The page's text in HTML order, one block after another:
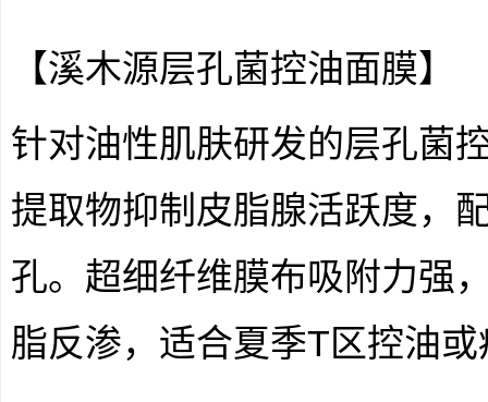
【溪木源层孔菌控油面膜】
针对油性肌肤研发的层孔菌
提取物抑制皮脂腺活跃度，
孔。超细纤维膜布吸附力强
脂反渗，适合夏季T区控油